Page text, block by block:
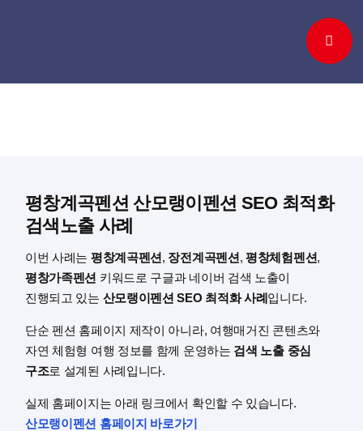
평창계곡펜션 산모랭이펜션 SEO 최적화
검색노출 사례
이번 사례는 평창계곡펜션, 장전계곡펜션,평창체험펜션,
평창가족펜션 키워드로 구글과 네이버 검색 노출이
진행되고 있는 산모랭이펜션 SEO 최적화 사례입니다.
단순 펜션 홈페이지 제작이 아니라, 여행매거진 콘텐츠와
자연 체험형 여행 정보를 함께 운영하는 검색 노출 중심
구조로 설계된 사례입니다.
실제 홈페이지는 아래 링크에서 확인할 수 있습니다.
산모랭이펜션 홈페이지 바로가기